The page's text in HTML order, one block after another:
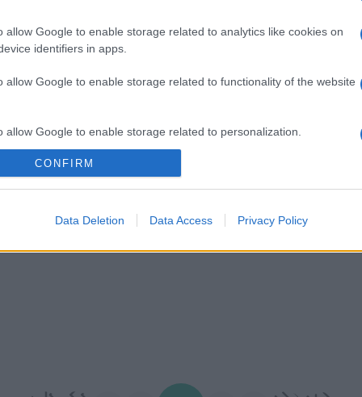
allow Google to enable storage related to analytics like cookies on
identifiers in apps.
allow Google to enable storage related to functionality of the website
allow Google to enable storage related to personalization.
allow Google to enable storage related to security, including
functionality and fraud prevention, and other user protection.
CONFIRM
Data Deletion Data Access Privacy Policy
Szabó Magda
veszik górcső
írónő irodalmi munkásságát
és 31-én.
mibenlétéről